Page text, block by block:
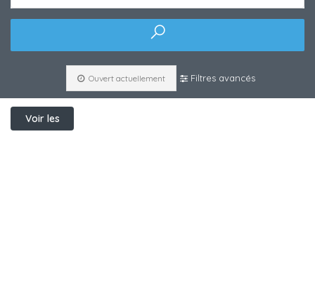
Ouvert actuellement Filtres avancés
Voir les